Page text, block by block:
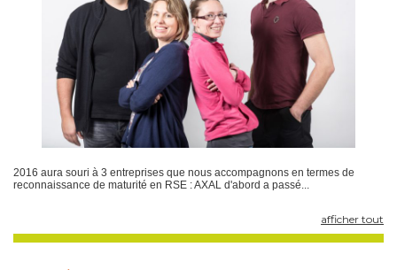
2016 aura souri à 3 entreprises que nous accompagnons en termes de
reconnaissance de maturité en RSE : AXAL d'abord a passé...
afficher tout